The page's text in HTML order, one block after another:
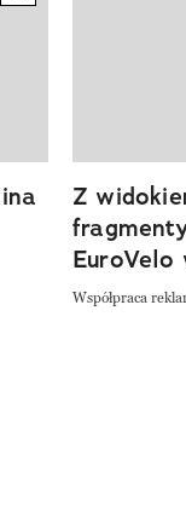
Z
EuroVelo
Współpraca